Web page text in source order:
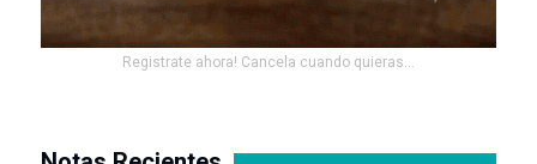
Registrate ahora! Cancela cuando quieras...